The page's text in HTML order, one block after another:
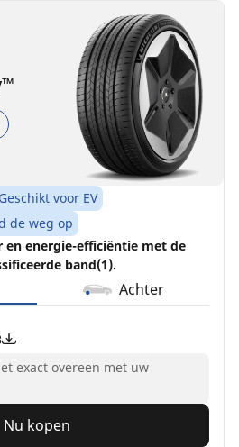
Geschikt voor EV
de weg op
en energie-efficiëntie met de
band(1).
Achter
exact overeen met uw
Nu kopen